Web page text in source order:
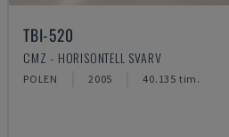
TBI-520
CMZ - HORISONTELL SVARV
POLEN 2005 40.135 tim.